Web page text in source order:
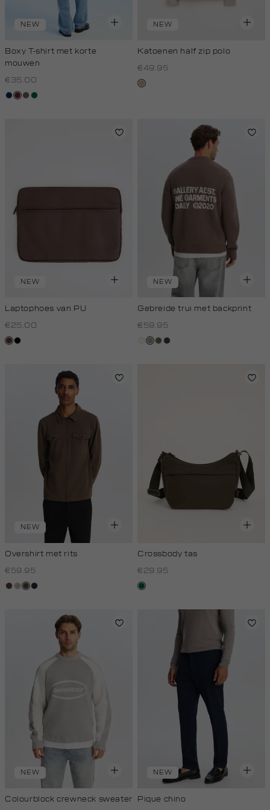
NEW
Boxy T-shirt met korte
mouwen
€35.00
donkerblauw
bordeaux
lichtbruin
donkergroen
NEW
Katoenen half zip polo
€49.95
kit,
NEW
Laptophoes van PU
€25.00
donkerbruin
zwart
NEW
Gebreide trui met backprint
€59.95
wit,taupe,
groen,
choco
NEW
Overshirt met rits
€59.95
donkerbruin
kit,donkerkhaki
blauw,
Crossbody tas
€29.95
donkergroen
NEW
Colourblock crewneck sweater
NEW
Pique chino